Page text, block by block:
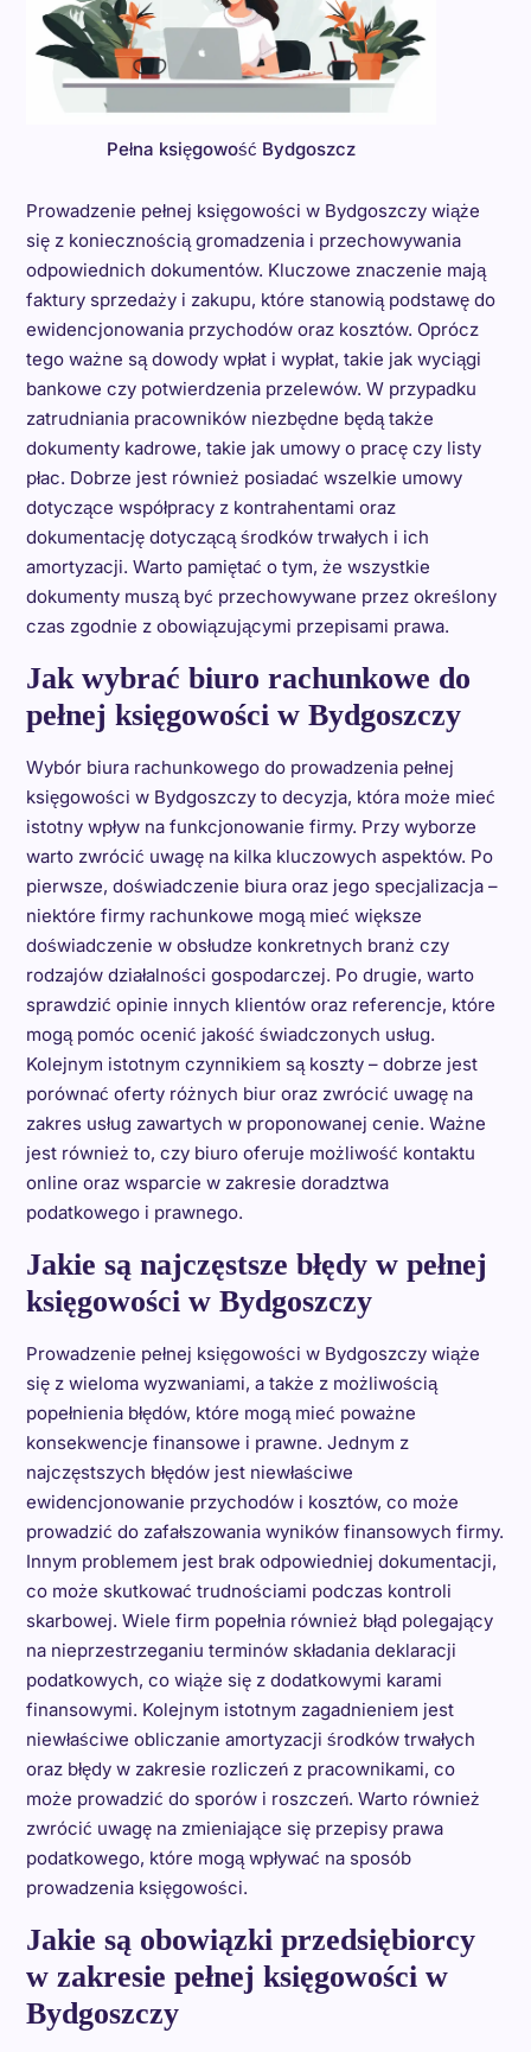
Pełna księgowość Bydgoszcz
Prowadzenie pełnej księgowości w Bydgoszczy wiąże
się z koniecznością gromadzenia i przechowywania
odpowiednich dokumentów. Kluczowe znaczenie mają
faktury sprzedaży i zakupu, które stanowią podstawę do
ewidencjonowania przychodów oraz kosztów. Oprócz
tego ważne są dowody wpłat i wypłat, takie jak wyciągi
bankowe czy potwierdzenia przelewów. W przypadku
zatrudniania pracowników niezbędne będą także
dokumenty kadrowe, takie jak umowy o pracę czy listy
płac. Dobrze jest również posiadać wszelkie umowy
dotyczące współpracy z kontrahentami oraz
dokumentację dotyczącą środków trwałych i ich
amortyzacji. Warto pamiętać o tym, że wszystkie
dokumenty muszą być przechowywane przez określony
czas zgodnie z obowiązującymi przepisami prawa.
Jak wybrać biuro rachunkowe do
pełnej księgowości w Bydgoszczy
Wybór biura rachunkowego do prowadzenia pełnej
księgowości w Bydgoszczy to decyzja, która może mieć
istotny wpływ na funkcjonowanie firmy. Przy wyborze
warto zwrócić uwagę na kilka kluczowych aspektów. Po
pierwsze, doświadczenie biura oraz jego specjalizacja –
niektóre firmy rachunkowe mogą mieć większe
doświadczenie w obsłudze konkretnych branż czy
rodzajów działalności gospodarczej. Po drugie, warto
sprawdzić opinie innych klientów oraz referencje, które
mogą pomóc ocenić jakość świadczonych usług.
Kolejnym istotnym czynnikiem są koszty – dobrze jest
porównać oferty różnych biur oraz zwrócić uwagę na
zakres usług zawartych w proponowanej cenie. Ważne
jest również to, czy biuro oferuje możliwość kontaktu
online oraz wsparcie w zakresie doradztwa
podatkowego i prawnego.
Jakie są najczęstsze błędy w pełnej
księgowości w Bydgoszczy
Prowadzenie pełnej księgowości w Bydgoszczy wiąże
się z wieloma wyzwaniami, a także z możliwością
popełnienia błędów, które mogą mieć poważne
konsekwencje finansowe i prawne. Jednym z
najczęstszych błędów jest niewłaściwe
ewidencjonowanie przychodów i kosztów, co może
prowadzić do zafałszowania wyników finansowych firmy.
Innym problemem jest brak odpowiedniej dokumentacji,
co może skutkować trudnościami podczas kontroli
skarbowej. Wiele firm popełnia również błąd polegający
na nieprzestrzeganiu terminów składania deklaracji
podatkowych, co wiąże się z dodatkowymi karami
finansowymi. Kolejnym istotnym zagadnieniem jest
niewłaściwe obliczanie amortyzacji środków trwałych
oraz błędy w zakresie rozliczeń z pracownikami, co
może prowadzić do sporów i roszczeń. Warto również
zwrócić uwagę na zmieniające się przepisy prawa
podatkowego, które mogą wpływać na sposób
prowadzenia księgowości.
Jakie są obowiązki przedsiębiorcy
w zakresie pełnej księgowości w
Bydgoszczy